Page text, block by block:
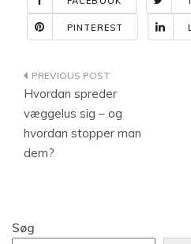
PINTEREST
Indlægsnavigation
Hvordan spreder
væggelus sig – og
hvordan stopper man
dem?
Søg